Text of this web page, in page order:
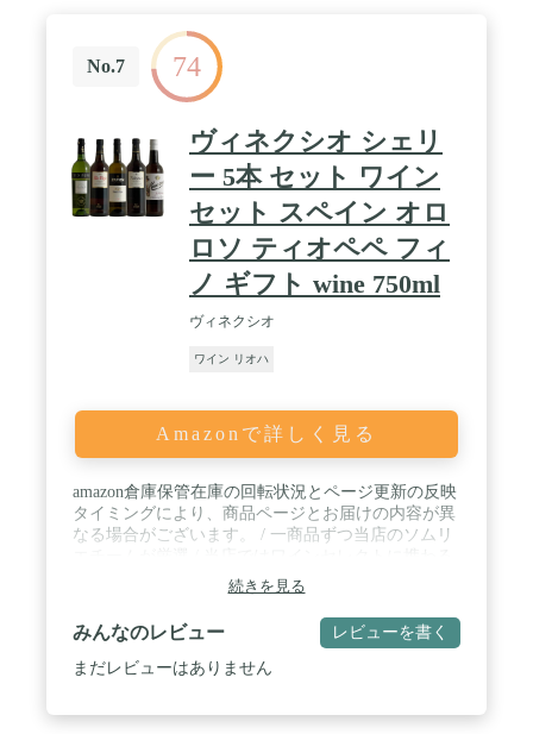
No.7 74
ヴィネクシオ シェリ
ー 5本 セット ワイン
セット スペイン オロ
ロソ ティオペペ フィ
ノ ギフト wine 750ml
ヴィネクシオ
ワイン リオハ
Amazonで詳しく見る
amazon倉庫保管在庫の回転状況とページ更新の反映
タイミングにより、商品ページとお届けの内容が異
なる場合がございます。 / 一商品ずつ当店のソムリ
スタッフ全員が「一般社団法人日本ソムリエ協会認
定資格」を取得しています。 / 香りや味わいに細か
い項目と厳しい基準を設けてテイスティングを行
い、それをクリアしたワインのみを仕入れ、ご紹介
しております。 / ワイン1本毎の製法へのこだわ
続きを見る
みんなのレビュー レビューを書く
まだレビューはありません